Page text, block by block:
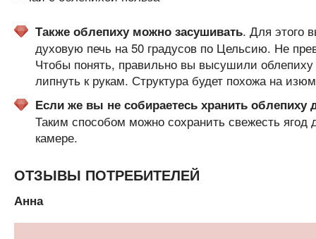
Также облепиху можно засушивать. Для этого
духовую печь на 50 градусов по Цельсию. Не
Чтобы понять, правильно вы высушили
липнуть к рукам. Структура будет похожа на
Если же вы не собираетесь хранить облепиху
Таким способом можно сохранить свежесть
камере.
ОТЗЫВЫ ПОТРЕБИТЕЛЕЙ
Анна